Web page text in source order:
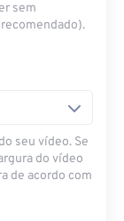
sem
seu vídeo. Se
do vídeo
de acordo com